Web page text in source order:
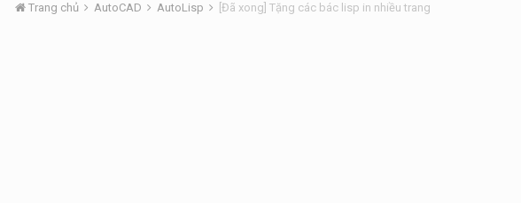
Trang chủ AutoCAD AutoLisp [Đã xong] Tặng các bác lisp in nhiều trang